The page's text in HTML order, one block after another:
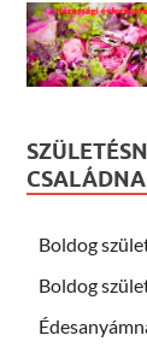
Boldog
Boldog